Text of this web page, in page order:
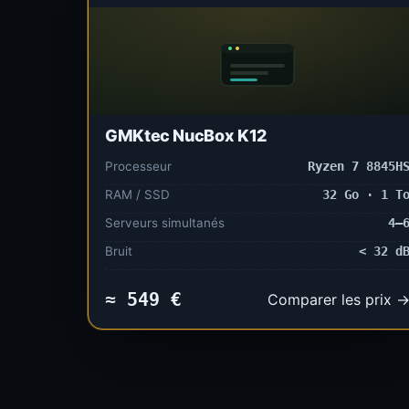
GMKtec NucBox K12
Processeur
Ryzen 7 8845HS
RAM / SSD
32 Go · 1 To
Serveurs simultanés
4–6
Bruit
< 32 dB
≈ 549 € Comparer les prix →